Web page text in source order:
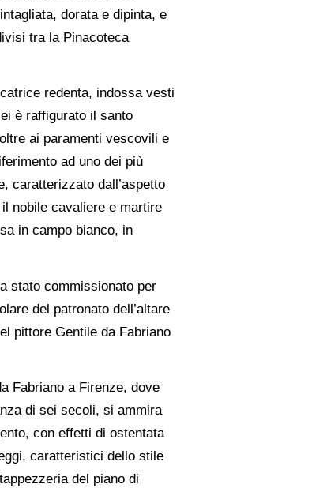
dorata e dipinta, e
tra la Pinacoteca
redenta, indossa vesti
è raffigurato il santo
ai paramenti vescovili e
ad uno dei più
caratterizzato dall’aspetto
nobile cavaliere e martire
in campo bianco, in
stato commissionato per
del patronato dell’altare
pittore Gentile da Fabriano
Fabriano a Firenze, dove
di sei secoli, si ammira
con effetti di ostentata
caratteristici dello stile
del piano di